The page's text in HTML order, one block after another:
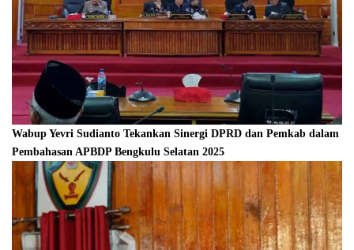
Wabup Yevri Sudianto Tekankan Sinergi DPRD dan Pemkab dalam
Pembahasan APBDP Bengkulu Selatan 2025